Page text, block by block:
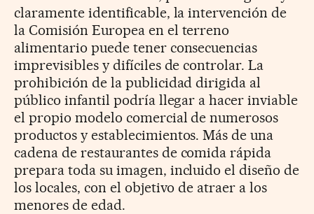
claramente identificable, la intervención de
la Comisión Europea en el terreno
alimentario puede tener consecuencias
imprevisibles y difíciles de controlar. La
prohibición de la publicidad dirigida al
público infantil podría llegar a hacer inviable
el propio modelo comercial de numerosos
productos y establecimientos. Más de una
cadena de restaurantes de comida rápida
prepara toda su imagen, incluido el diseño de
los locales, con el objetivo de atraer a los
menores de edad.